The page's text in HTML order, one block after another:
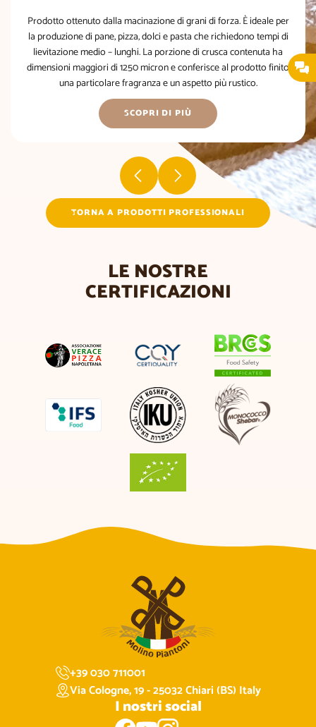
Prodotto ottenuto dalla macinazione di grani di forza. È ideale per
la produzione di pane, pizza, dolci e pasta che richiedono tempi di
lievitazione medio – lunghi. La porzione di crusca contenuta ha
dimensioni maggiori di 1250 micron e conferisce al prodotto finito
una particolare fragranza e un aspetto più rustico.
SCOPRI DI PIÙ
TORNA A PRODOTTI PROFESSIONALI
LE NOSTRE
CERTIFICAZIONI
+39 030 711001
Via Cologne, 19 - 25032 Chiari (BS) Italy
I nostri social